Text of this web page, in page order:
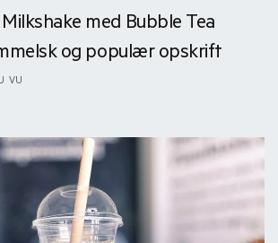
med Bubble Tea
og populær opskrift
VU